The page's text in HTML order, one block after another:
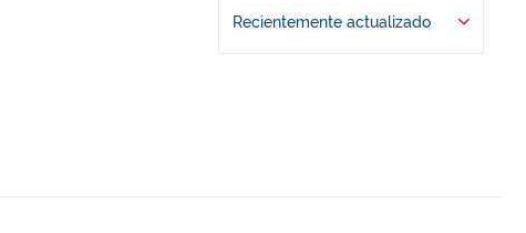
Recientemente actualizado